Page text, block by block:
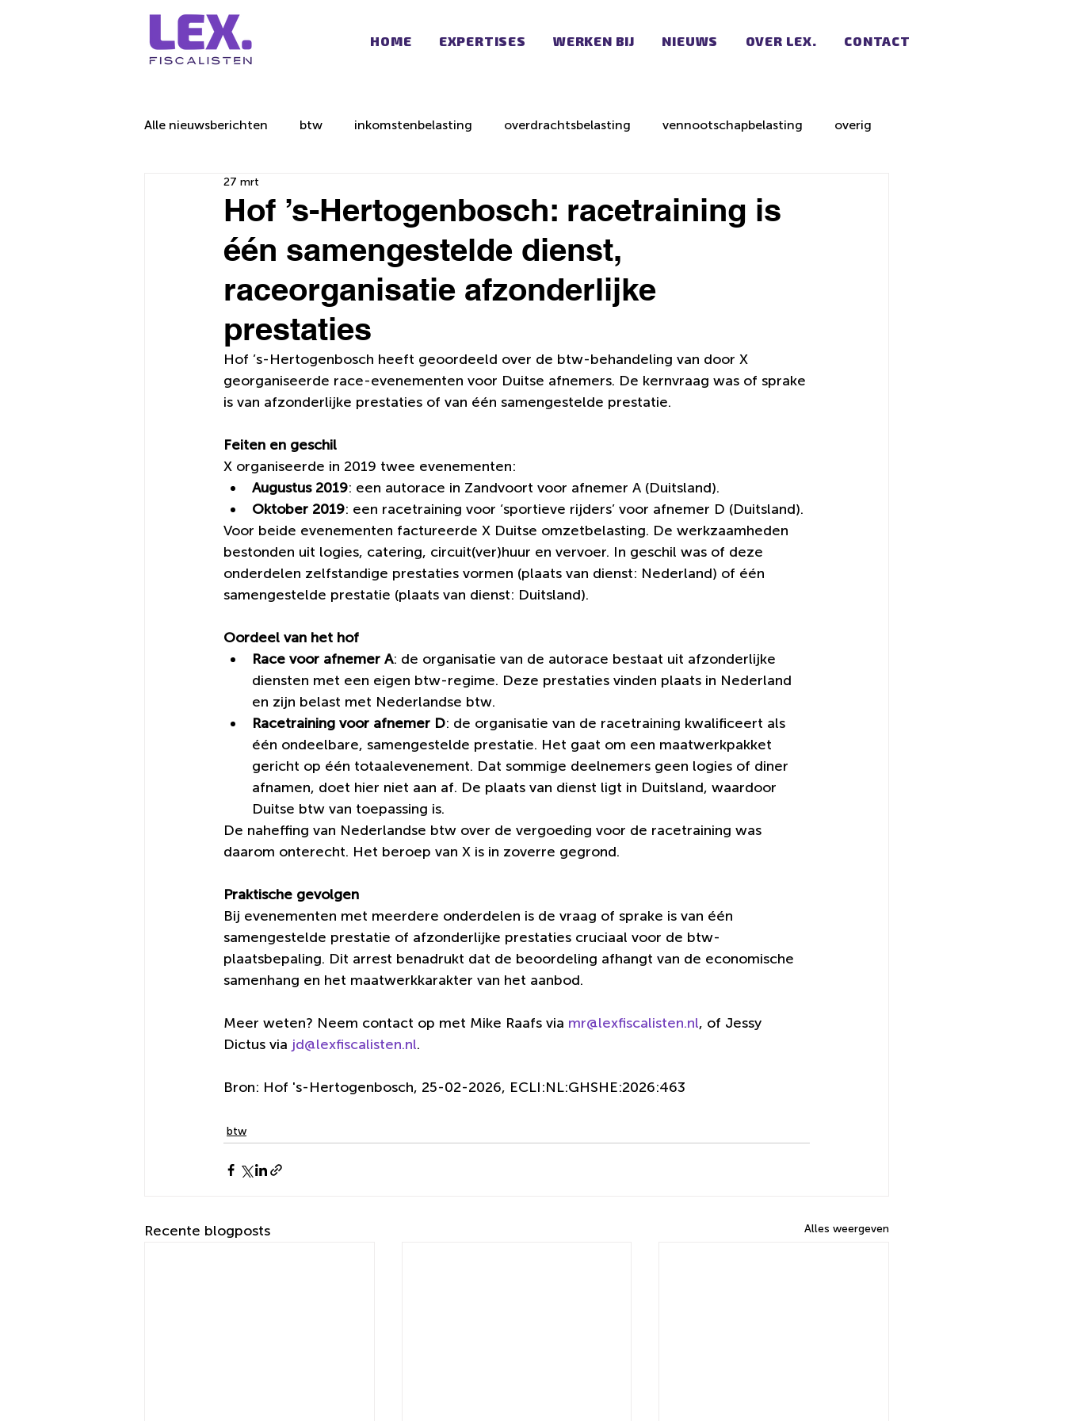
HOME EXPERTISES WERKEN BIJ NIEUWS OVER LEX. CONTACT
Alle nieuwsberichten btw inkomstenbelasting overdrachtsbelasting vennootschapbelasting overig
Hof ’s-Hertogenbosch: racetraining is
één samengestelde dienst,
raceorganisatie afzonderlijke
prestaties
27 mrt
Hof ’s-Hertogenbosch heeft geoordeeld over de btw-behandeling van door X
georganiseerde race-evenementen voor Duitse afnemers. De kernvraag was of sprake
is van afzonderlijke prestaties of van één samengestelde prestatie.
Feiten en geschil
X organiseerde in 2019 twee evenementen:
Augustus 2019: een autorace in Zandvoort voor afnemer A (Duitsland).
Oktober 2019: een racetraining voor ‘sportieve rijders’ voor afnemer D (Duitsland).
Voor beide evenementen factureerde X Duitse omzetbelasting. De werkzaamheden
bestonden uit logies, catering, circuit(ver)huur en vervoer. In geschil was of deze
onderdelen zelfstandige prestaties vormen (plaats van dienst: Nederland) of één
samengestelde prestatie (plaats van dienst: Duitsland).
Oordeel van het hof
Race voor afnemer A: de organisatie van de autorace bestaat uit afzonderlijke
diensten met een eigen btw-regime. Deze prestaties vinden plaats in Nederland
en zijn belast met Nederlandse btw.
Racetraining voor afnemer D: de organisatie van de racetraining kwalificeert als
één ondeelbare, samengestelde prestatie. Het gaat om een maatwerkpakket
gericht op één totaalevenement. Dat sommige deelnemers geen logies of diner
afnamen, doet hier niet aan af. De plaats van dienst ligt in Duitsland, waardoor
Duitse btw van toepassing is.
De naheffing van Nederlandse btw over de vergoeding voor de racetraining was
daarom onterecht. Het beroep van X is in zoverre gegrond.
Praktische gevolgen
Bij evenementen met meerdere onderdelen is de vraag of sprake is van één
samengestelde prestatie of afzonderlijke prestaties cruciaal voor de btw-
plaatsbepaling. Dit arrest benadrukt dat de beoordeling afhangt van de economische
samenhang en het maatwerkkarakter van het aanbod.
Meer weten? Neem contact op met Mike Raafs via mr@lexfiscalisten.nl, of Jessy
Dictus via jd@lexfiscalisten.nl.
Bron: Hof 's-Hertogenbosch, 25-02-2026, ECLI:NL:GHSHE:2026:463
btw
Recente blogposts Alles weergeven